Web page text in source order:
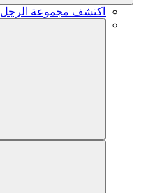
اكتشف مجموعة الرجل